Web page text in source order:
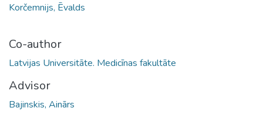
Korčemnijs, Ēvalds
Co-author
Latvijas Universitāte. Medicīnas fakultāte
Advisor
Bajinskis, Ainārs